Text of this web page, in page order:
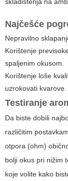
skladištenja na
Najčešće
Nepravilno
Korištenje
spaljenim okusom.
Korištenje loše
uzrokovati kvarove.
Testiranje
Da biste dobili
različitim
otpora (ohm)
bolji okus pri nižim
koje volite kako